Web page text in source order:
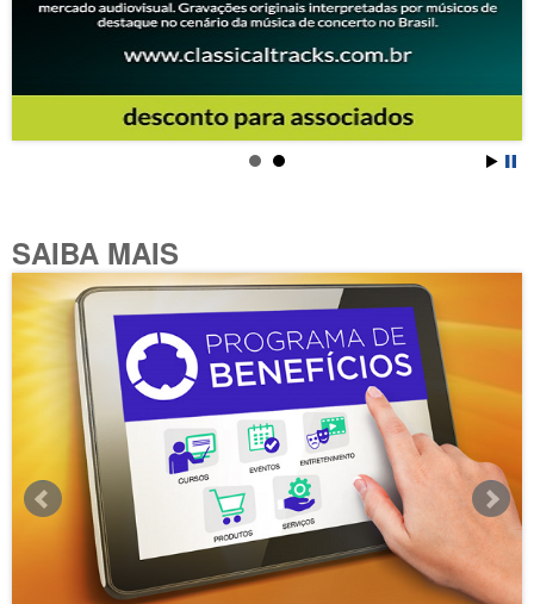
SAIBA MAIS